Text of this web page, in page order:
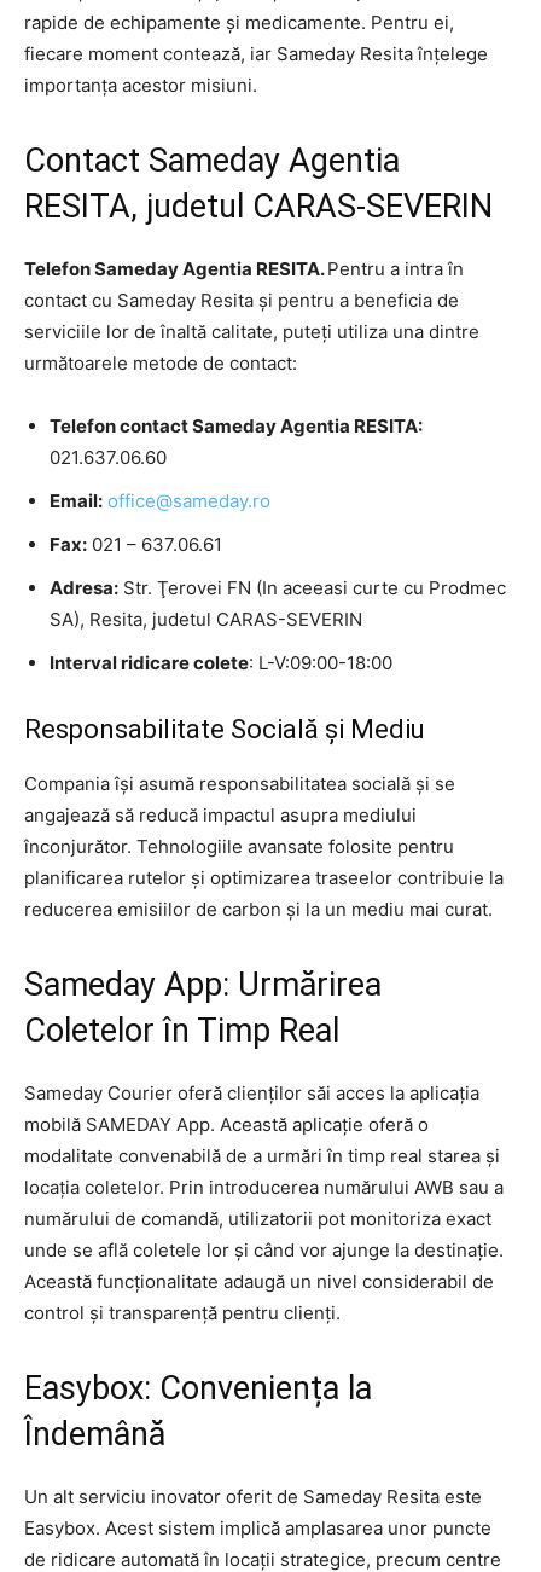
rapide de echipamente și medicamente. Pentru ei,
fiecare moment contează, iar Sameday Resita înțelege
importanța acestor misiuni.
Contact Sameday Agentia
RESITA, judetul CARAS-SEVERIN
Telefon Sameday Agentia RESITA.Pentru a intra în
contact cu Sameday Resita și pentru a beneficia de
serviciile lor de înaltă calitate, puteți utiliza una dintre
următoarele metode de contact:
Telefon contact Sameday Agentia RESITA:
021.637.06.60
Email: office@sameday.ro
Fax: 021 – 637.06.61
Adresa: Str. Ţerovei FN (In aceeasi curte cu Prodmec
SA), Resita, judetul CARAS-SEVERIN
Interval ridicare colete: L-V:09:00-18:00
Responsabilitate Socială și Mediu
Compania își asumă responsabilitatea socială și se
angajează să reducă impactul asupra mediului
înconjurător. Tehnologiile avansate folosite pentru
planificarea rutelor și optimizarea traseelor contribuie la
reducerea emisiilor de carbon și la un mediu mai curat.
Sameday App: Urmărirea
Coletelor în Timp Real
Sameday Courier oferă clienților săi acces la aplicația
mobilă SAMEDAY App. Această aplicație oferă o
modalitate convenabilă de a urmări în timp real starea și
locația coletelor. Prin introducerea numărului AWB sau a
numărului de comandă, utilizatorii pot monitoriza exact
unde se află coletele lor și când vor ajunge la destinație.
Această funcționalitate adaugă un nivel considerabil de
control și transparență pentru clienți.
Easybox: Conveniența la
Îndemână
Un alt serviciu inovator oferit de Sameday Resita este
Easybox. Acest sistem implică amplasarea unor puncte
de ridicare automată în locații strategice, precum centre